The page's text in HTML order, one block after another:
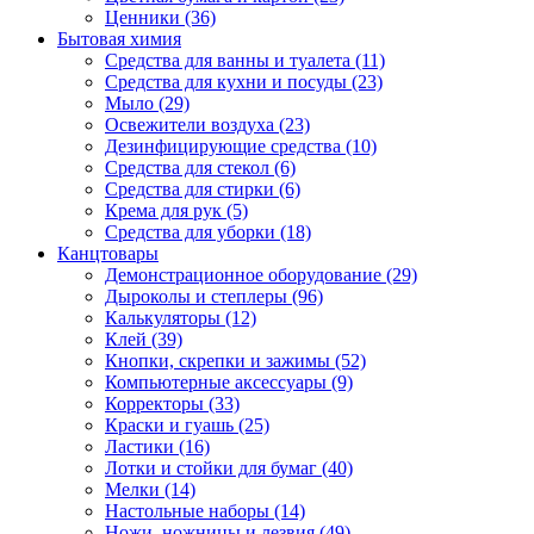
Ценники (36)
Бытовая химия
Средства для ванны и туалета (11)
Средства для кухни и посуды (23)
Мыло (29)
Освежители воздуха (23)
Дезинфицирующие средства (10)
Средства для стекол (6)
Средства для стирки (6)
Крема для рук (5)
Средства для уборки (18)
Канцтовары
Демонстрационное оборудование (29)
Дыроколы и степлеры (96)
Калькуляторы (12)
Клей (39)
Кнопки, скрепки и зажимы (52)
Компьютерные аксессуары (9)
Корректоры (33)
Краски и гуашь (25)
Ластики (16)
Лотки и стойки для бумаг (40)
Мелки (14)
Настольные наборы (14)